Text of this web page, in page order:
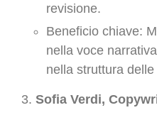
revisione.
Beneficio chiave:
nella voce
nella struttura delle
Sofia Verdi,